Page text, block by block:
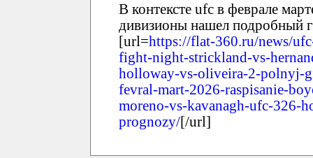
В контексте ufc в феврале
дивизионы нашел подробный
[url=https://flat-360.ru/news/
fight-night-strickland-vs-
holloway-vs-oliveira-2-polnyj-
fevral-mart-2026-raspisanie-
moreno-vs-kavanagh-ufc-
prognozy/[/url]